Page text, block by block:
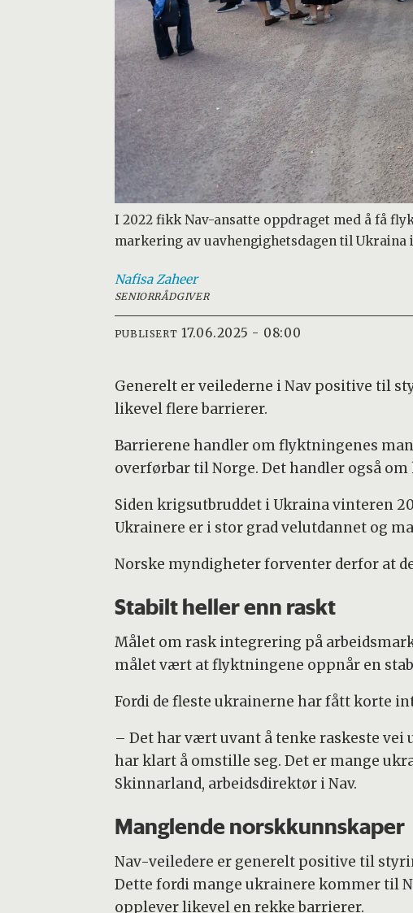
I 2022 fikk Nav-ansatte oppdraget med å få
markering av uavhengighetsdagen til Ukraina
Nafisa Zaheer
SENIORRÅDGIVER
PUBLISERT 17.06.2025 - 08:00
Generelt er veilederne i Nav positive til
likevel flere barrierer.
Barrierene handler om flyktningenes
overførbar til Norge. Det handler også
Siden krigsutbruddet i Ukraina vinteren
Ukrainere er i stor grad velutdannet og
Norske myndigheter forventer derfor at
Stabilt heller enn raskt
Målet om rask integrering på
målet vært at flyktningene oppnår en
Fordi de fleste ukrainerne har fått korte
– Det har vært uvant å tenke raskeste
har klart å omstille seg. Det er mange
Skinnarland, arbeidsdirektør i Nav.
Manglende norskkunnskaper
Nav-veiledere er generelt positive til
Dette fordi mange ukrainere kommer til
opplever likevel en rekke barrierer.